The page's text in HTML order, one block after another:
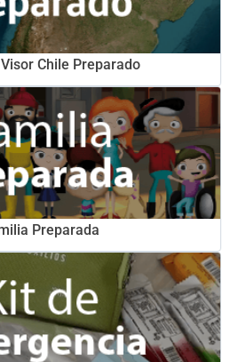
Chile Preparado
Preparada